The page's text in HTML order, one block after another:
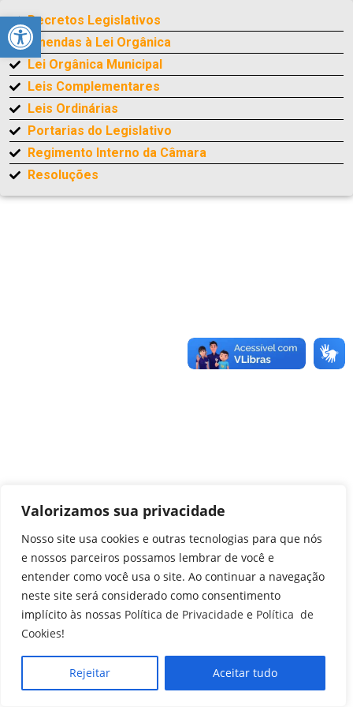
Barra de Ferramentas Aberta
Valorizamos sua privacidade
Nosso site usa cookies e outras tecnologias para que nós
e nossos parceiros possamos lembrar de você e
entender como você usa o site. Ao continuar a navegação
neste site será considerado como consentimento
implícito às nossas Política de Privacidade e Política de
Cookies!
Rejeitar Aceitar tudo
Decretos Legislativos
Emendas à Lei Orgânica
Lei Orgânica Municipal
Leis Complementares
Leis Ordinárias
Portarias do Legislativo
Regimento Interno da Câmara
Resoluções